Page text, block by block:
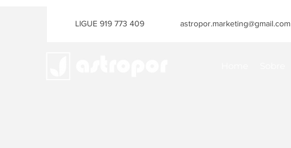
LIGUE 919 773 409 astropor.marketing@gmail.com